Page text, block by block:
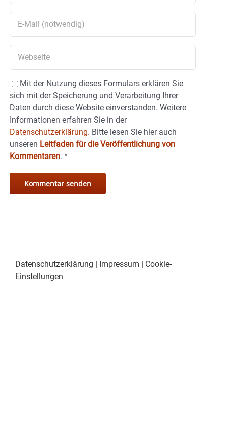
Mit der Nutzung dieses Formulars erklären Sie
sich mit der Speicherung und Verarbeitung Ihrer
Daten durch diese Website einverstanden. Weitere
Informationen erfahren Sie in der
Datenschutzerklärung. Bitte lesen Sie hier auch
unseren Leitfaden für die Veröffentlichung von
Kommentaren. *
Datenschutzerklärung | Impressum | Cookie-
Einstellungen